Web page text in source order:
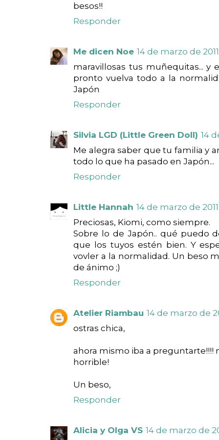
besos!!
Responder
Me dicen Noe 14 de marzo de
maravillosas tus muñequitas...
pronto vuelva todo a la
Japón
Responder
Silvia LGD (Little Green Doll) 14
Me alegra saber que tu familia y
todo lo que ha pasado en Japón...
Responder
Little Hannah 14 de marzo de
Preciosas, Kiomi, como siempre.
Sobre lo de Japón.. qué puedo
que los tuyos estén bien. Y
vovler a la normalidad. Un beso
de ánimo ;)
Responder
Atelier Riambau 14 de marzo de
ostras chica,
ahora mismo iba a
horrible!
Un beso,
Responder
Alicia y Olga VS 14 de marzo de